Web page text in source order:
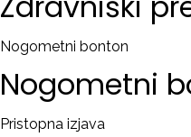
Nogometni bonton
Nogometni
Pristopna izjava